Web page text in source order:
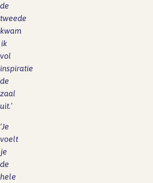
de
tweede
kwam
ik
vol
inspiratie
de
zaal
uit.’
‘Je
voelt
je
de
hele